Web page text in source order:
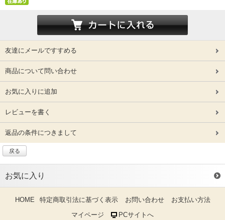
友達にメールですすめる
商品について問い合わせ
お気に入りに追加
レビューを書く
返品の条件につきまして
戻る
お気に入り
HOME 特定商取引法に基づく表示 お問い合わせ
お支払い方法
マイページ
PCサイトへ